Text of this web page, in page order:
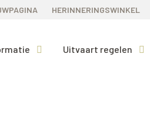
HERINNERINGSWINKEL
Uitvaart regelen